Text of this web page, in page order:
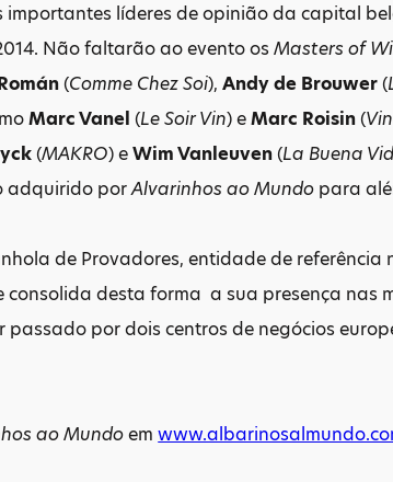
líderes de opinião da capital
Não faltarão ao evento osMasters of
(Comme Chez Soi),Andy de Brouwer(
Marc Vanel (Le Soir Vin) eMarc Roisin(
(MAKRO) eWim Vanleuven(La Buena
adquirido porAlvarinhos ao Mundo para
de Provadores, entidade de referência
consolida desta forma a sua presença nas
por dois centros de negócios
ao Mundoem